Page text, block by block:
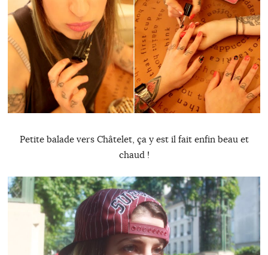
Petite balade vers Châtelet, ça y est il fait enfin beau et
chaud !